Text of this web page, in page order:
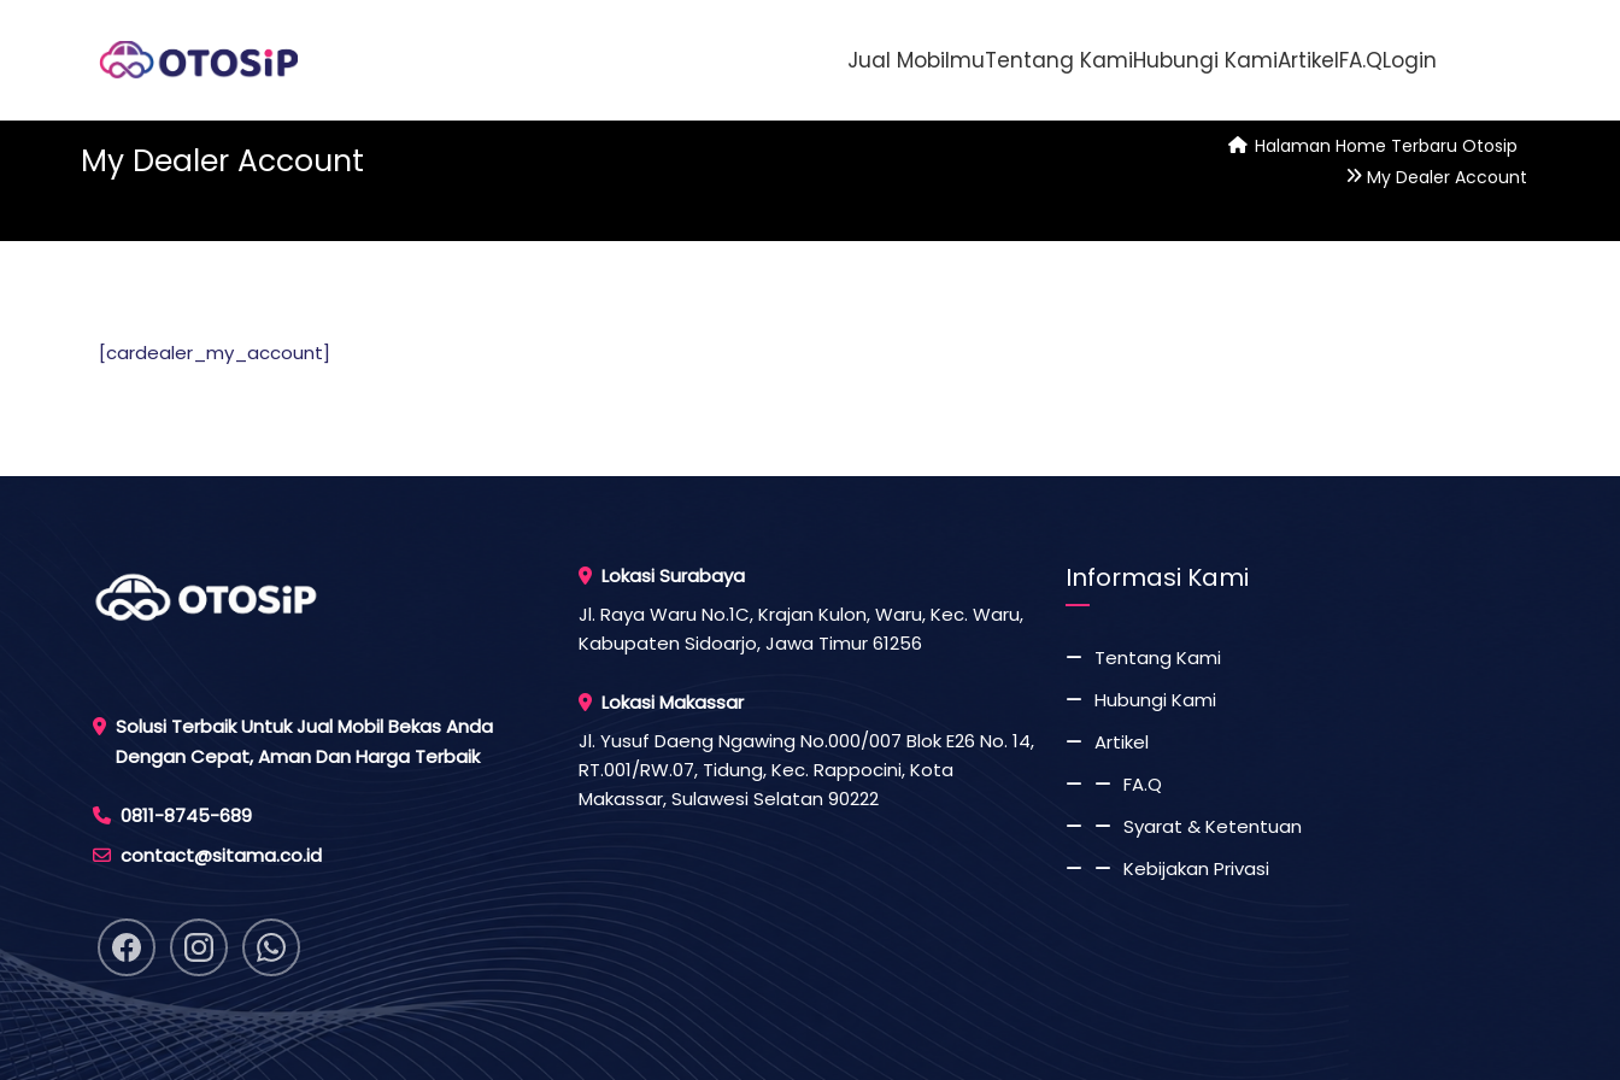
Jual MobilmuTentang KamiHubungi KamiArtikelFA.QLogin
My Dealer Account
Halaman Home Terbaru Otosip
My Dealer Account
[cardealer_my_account]
Solusi Terbaik Untuk Jual Mobil Bekas Anda
Dengan Cepat, Aman Dan Harga Terbaik
0811-8745-689
contact@sitama.co.id
Lokasi Surabaya
Jl. Raya Waru No.1C, Krajan Kulon, Waru, Kec. Waru,
Kabupaten Sidoarjo, Jawa Timur 61256
Lokasi Makassar
Jl. Yusuf Daeng Ngawing No.000/007 Blok E26 No. 14,
RT.001/RW.07, Tidung, Kec. Rappocini, Kota
Makassar, Sulawesi Selatan 90222
Informasi Kami
Tentang Kami
Hubungi Kami
Artikel
FA.Q
Syarat & Ketentuan
Kebijakan Privasi